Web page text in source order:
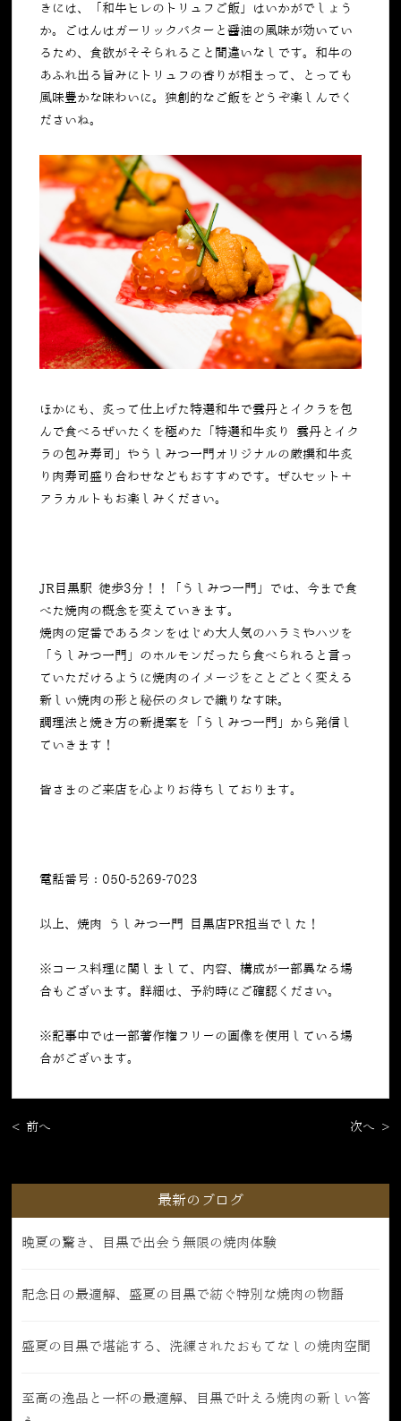
きには、「和牛ヒレのトリュフご飯」はいかがでしょう
か。ごはんはガーリックバターと醤油の風味が効いてい
るため、食欲がそそられること間違いなしです。和牛の
あふれ出る旨みにトリュフの香りが相まって、とっても
風味豊かな味わいに。独創的なご飯をどうぞ楽しんでく
ださいね。
ほかにも、炙って仕上げた特選和牛で雲丹とイクラを包
んで食べるぜいたくを極めた「特選和牛炙り 雲丹とイク
ラの包み寿司」やうしみつ一門オリジナルの厳撰和牛炙
り肉寿司盛り合わせなどもおすすめです。ぜひセット＋
アラカルトもお楽しみください。
JR目黒駅 徒歩3分！！「うしみつ一門」では、今まで食
べた焼肉の概念を変えていきます。
焼肉の定番であるタンをはじめ大人気のハラミやハツを
「うしみつ一門」のホルモンだったら食べられると言っ
ていただけるように焼肉のイメージをことごとく変える
新しい焼肉の形と秘伝のタレで織りなす味。
調理法と焼き方の新提案を「うしみつ一門」から発信し
ていきます！
皆さまのご来店を心よりお待ちしております。
電話番号：050-5269-7023
以上、焼肉 うしみつ一門 目黒店PR担当でした！
※コース料理に関しまして、内容、構成が一部異なる場
合もございます。詳細は、予約時にご確認ください。
※記事中では一部著作権フリーの画像を使用している場
合がございます。
< 前へ 次へ >
最新のブログ
晩夏の驚き、目黒で出会う無限の焼肉体験
記念日の最適解、盛夏の目黒で紡ぐ特別な焼肉の物語
盛夏の目黒で堪能する、洗練されたおもてなしの焼肉空間
至高の逸品と一杯の最適解、目黒で叶える焼肉の新しい答